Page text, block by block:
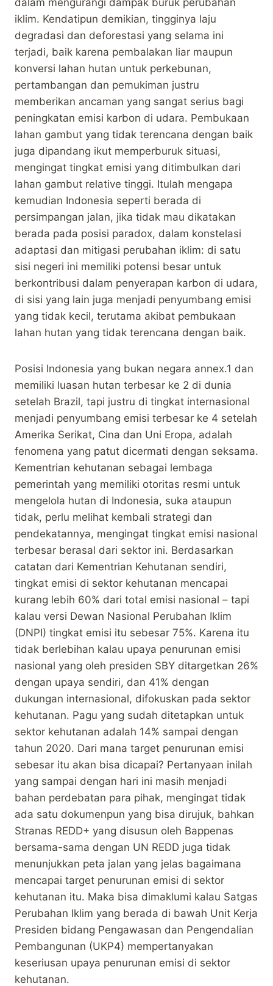
iklim. Kendatipun demikian, tingginya laju
degradasi dan deforestasi yang selama ini
terjadi, baik karena pembalakan liar maupun
konversi lahan hutan untuk perkebunan,
pertambangan dan pemukiman justru
memberikan ancaman yang sangat serius bagi
peningkatan emisi karbon di udara. Pembukaan
lahan gambut yang tidak terencana dengan baik
juga dipandang ikut memperburuk situasi,
mengingat tingkat emisi yang ditimbulkan dari
lahan gambut relative tinggi. Itulah mengapa
kemudian Indonesia seperti berada di
persimpangan jalan, jika tidak mau dikatakan
berada pada posisi paradox, dalam konstelasi
adaptasi dan mitigasi perubahan iklim: di satu
sisi negeri ini memiliki potensi besar untuk
berkontribusi dalam penyerapan karbon di udara,
di sisi yang lain juga menjadi penyumbang emisi
yang tidak kecil, terutama akibat pembukaan
lahan hutan yang tidak terencana dengan baik.
Posisi Indonesia yang bukan negara annex.1 dan
memiliki luasan hutan terbesar ke 2 di dunia
setelah Brazil, tapi justru di tingkat internasional
menjadi penyumbang emisi terbesar ke 4 setelah
Amerika Serikat, Cina dan Uni Eropa, adalah
fenomena yang patut dicermati dengan seksama.
Kementrian kehutanan sebagai lembaga
pemerintah yang memiliki otoritas resmi untuk
mengelola hutan di Indonesia, suka ataupun
tidak, perlu melihat kembali strategi dan
pendekatannya, mengingat tingkat emisi nasional
terbesar berasal dari sektor ini. Berdasarkan
catatan dari Kementrian Kehutanan sendiri,
tingkat emisi di sektor kehutanan mencapai
kurang lebih 60% dari total emisi nasional – tapi
kalau versi Dewan Nasional Perubahan Iklim
(DNPI) tingkat emisi itu sebesar 75%. Karena itu
tidak berlebihan kalau upaya penurunan emisi
nasional yang oleh presiden SBY ditargetkan 26%
dengan upaya sendiri, dan 41% dengan
dukungan internasional, difokuskan pada sektor
kehutanan. Pagu yang sudah ditetapkan untuk
sektor kehutanan adalah 14% sampai dengan
tahun 2020. Dari mana target penurunan emisi
sebesar itu akan bisa dicapai? Pertanyaan inilah
yang sampai dengan hari ini masih menjadi
bahan perdebatan para pihak, mengingat tidak
ada satu dokumenpun yang bisa dirujuk, bahkan
Stranas REDD+ yang disusun oleh Bappenas
bersama-sama dengan UN REDD juga tidak
menunjukkan peta jalan yang jelas bagaimana
mencapai target penurunan emisi di sektor
kehutanan itu. Maka bisa dimaklumi kalau Satgas
Perubahan Iklim yang berada di bawah Unit Kerja
Presiden bidang Pengawasan dan Pengendalian
Pembangunan (UKP4) mempertanyakan
keseriusan upaya penurunan emisi di sektor
kehutanan.